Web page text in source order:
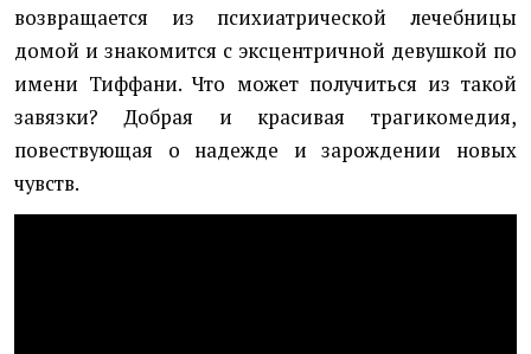
возвращается из психиатрической лечебницы
домой и знакомится с эксцентричной девушкой по
имени Тиффани. Что может получиться из такой
завязки? Добрая и красивая трагикомедия,
повествующая о надежде и зарождении новых
чувств.